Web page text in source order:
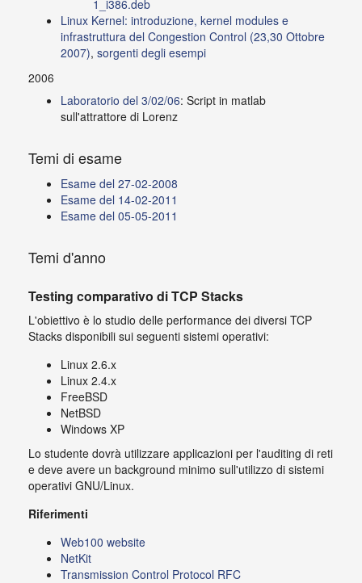
1_i386.deb
Linux Kernel: introduzione, kernel modules e
infrastruttura del Congestion Control (23,30 Ottobre
2007), sorgenti degli esempi
2006
Laboratorio del 3/02/06: Script in matlab
sull'attrattore di Lorenz
Temi di esame
Esame del 27-02-2008
Esame del 14-02-2011
Esame del 05-05-2011
Temi d'anno
Testing comparativo di TCP Stacks
L'obiettivo è lo studio delle performance dei diversi TCP
Stacks disponibili sui seguenti sistemi operativi:
Linux 2.6.x
Linux 2.4.x
FreeBSD
NetBSD
Windows XP
Lo studente dovrà utilizzare applicazioni per l'auditing di reti
e deve avere un background minimo sull'utilizzo di sistemi
operativi GNU/Linux.
Riferimenti
Web100 website
NetKit
Transmission Control Protocol RFC